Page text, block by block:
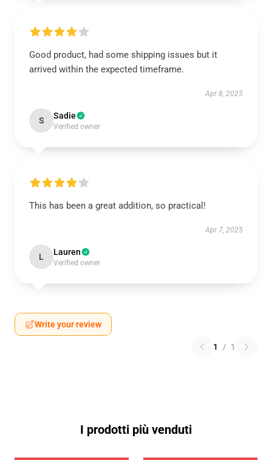
Good product, had some shipping issues but it
arrived within the expected timeframe.
Apr 8, 2025
S Sadie
Verified owner
This has been a great addition, so practical!
Apr 7, 2025
L Lauren
Verified owner
Write your review
1 / 1
I prodotti più venduti